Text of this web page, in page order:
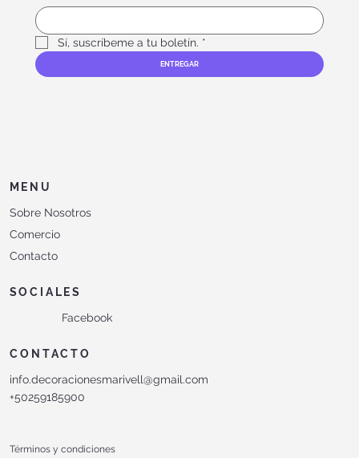
Sí, suscríbeme a tu boletín. *
ENTREGAR
MENU
Sobre Nosotros
Comercio
Contacto
SOCIALES
Facebook
CONTACTO
info.decoracionesmarivell@gmail.com
+50259185900
Términos y condiciones